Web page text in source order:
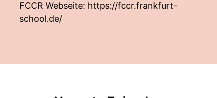
FCCR Webseite: https://fccr.frankfurt-
school.de/